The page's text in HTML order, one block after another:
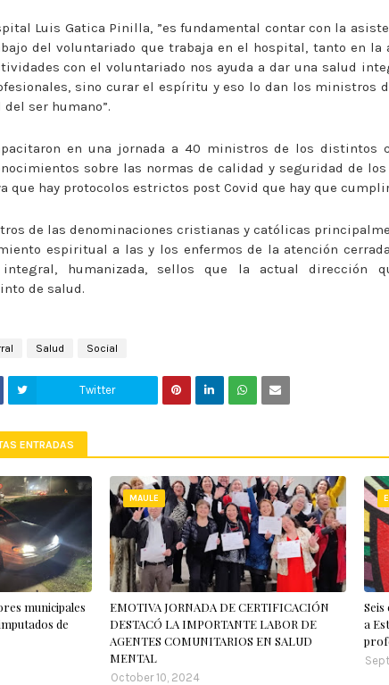
Luis Gatica Pinilla, ”es fundamental contar con la
del voluntariado que trabaja en el hospital, tanto en
con el voluntariado nos ayuda a dar una salud
sino curar el espíritu y eso lo dan los ministros
ser humano”.
en una jornada a 40 ministros de los distintos
sobre las normas de calidad y seguridad de
que hay protocolos estrictos post Covid que hay que
de las denominaciones cristianas y católicas
espiritual a las y los enfermos de la atención
humanizada, sellos que la actual dirección
de salud.
Salud Social
Twitter
ENTRADAS
municipales
de
MAULE
EMOTIVA JORNADA DE CERTIFICACIÓN
DESTACÓ LA IMPORTANTE LABOR DE
AGENTES COMUNITARIOS EN SALUD
MENTAL
October 10, 2024
a